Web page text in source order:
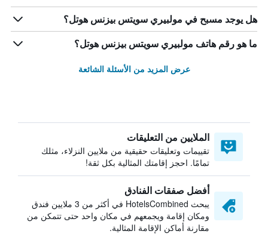
هل يوجد مسبح في مولبيري سويتس بيزنس هوتل؟
ما هو رقم هاتف مولبيري سويتس بيزنس هوتل؟
عرض المزيد من الأسئلة الشائعة
الملايين من التعليقات
تقييمات وتعليقات حقيقية من ملايين النزلاء، مثلك
تمامًا. احجز إقامتك المثالية بكل ثقة!
أفضل صفقات الفنادق
يبحث HotelsCombined في أكثر من 3 ملايين فندق
ومكان إقامة ويجمعهم في مكان واحد حتى تتمكن من
مقارنة أماكن الإقامة المثالية.